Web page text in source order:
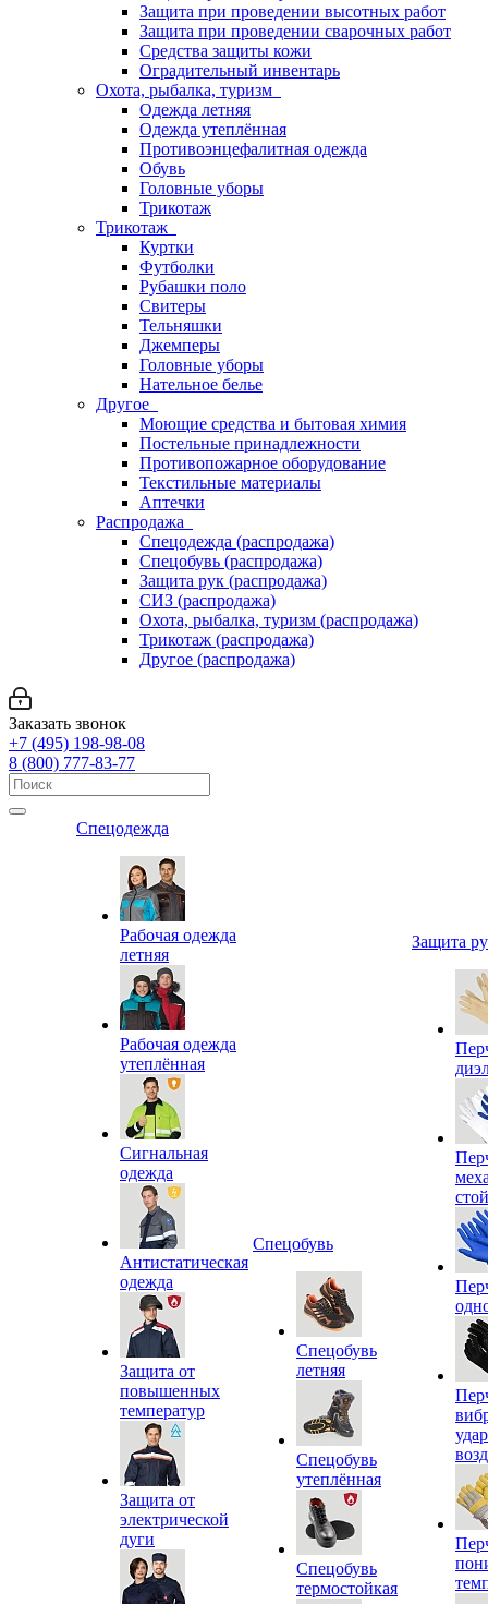
Защита при проведении высотных работ
Защита при проведении сварочных работ
Средства защиты кожи
Оградительный инвентарь
Охота, рыбалка, туризм
Одежда летняя
Одежда утеплённая
Противоэнцефалитная одежда
Обувь
Головные уборы
Трикотаж
Трикотаж
Куртки
Футболки
Рубашки поло
Свитеры
Тельняшки
Джемперы
Головные уборы
Нательное белье
Другое
Моющие средства и бытовая химия
Постельные принадлежности
Противопожарное оборудование
Текстильные материалы
Аптечки
Распродажа
Спецодежда (распродажа)
Спецобувь (распродажа)
Защита рук (распродажа)
СИЗ (распродажа)
Охота, рыбалка, туризм (распродажа)
Трикотаж (распродажа)
Другое (распродажа)
Заказать звонок
+7 (495) 198-98-08
8 (800) 777-83-77
Спецодежда
Рабочая одежда
летняя
Рабочая одежда
утеплённая
Сигнальная
одежда
Антистатическая
одежда
Защита от
повышенных
температур
Защита от
электрической
дуги
Спецобувь
Спецобувь
летняя
Спецобувь
утеплённая
Спецобувь
термостойкая
Защита